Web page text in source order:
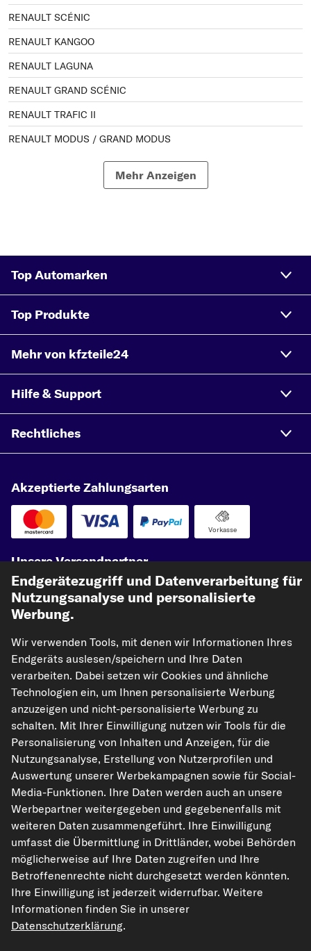
RENAULT SCÉNIC
RENAULT KANGOO
RENAULT LAGUNA
RENAULT GRAND SCÉNIC
RENAULT TRAFIC II
RENAULT MODUS / GRAND MODUS
RENAULT KANGOO / GRAND KANGOO
RENAULT KANGOO BE BOP
RENAULT KOLEOS
RENAULT TRAFIC
RENAULT 19
RENAULT MEGANE CC
RENAULT TALISMAN
RENAULT WIND
Mehr Anzeigen
Top Automarken
Top Produkte
Mehr von kfzteile24
Hilfe & Support
Rechtliches
Akzeptierte Zahlungsarten
Vorkasse
Unsere Versandpartner
kfzteile24.de carpardoo.nl
carpardoo.fr
carpardoo.dk
Die hier dargestellten Daten, insbesondere die gesamte Datenbank, dürfen
nicht vervielfältigt werden. Die Vervielfältigung und Verbreitung der Daten und
der Datenbank ohne vorherige Einwilligung von TecAlliance und/oder die
Einbeziehung Dritter in solche Aktivitäten ist streng verboten. Jegliche
unautorisierte Nutzung von Inhalten stellt eine Verletzung des Urheberrechts
dar und kann rechtliche Schritte nach sich ziehen.
Vertrag widerrufen
© 2026 kfzteile24 GmbH - Alle Rechte vorbehalten.
Endgerätezugriff und Datenverarbeitung für
Nutzungsanalyse und personalisierte
Werbung.
Wir verwenden Tools, mit denen wir Informationen Ihres
Endgeräts auslesen/speichern und Ihre Daten
verarbeiten. Dabei setzen wir Cookies und ähnliche
Technologien ein, um Ihnen personalisierte Werbung
anzuzeigen und nicht-personalisierte Werbung zu
schalten. Mit Ihrer Einwilligung nutzen wir Tools für die
Personalisierung von Inhalten und Anzeigen, für die
Nutzungsanalyse, Erstellung von Nutzerprofilen und
Auswertung unserer Werbekampagnen sowie für Social-
Media-Funktionen. Ihre Daten werden auch an unsere
Werbepartner weitergegeben und gegebenenfalls mit
weiteren Daten zusammengeführt. Ihre Einwilligung
umfasst die Übermittlung in Drittländer, wobei Behörden
möglicherweise auf Ihre Daten zugreifen und Ihre
Betroffenenrechte nicht durchgesetzt werden könnten.
Ihre Einwilligung ist jederzeit widerrufbar. Weitere
Informationen finden Sie in unserer
Datenschutzerklärung.